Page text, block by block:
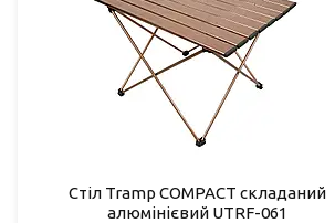
Стіл Tramp COMPACT складаний
алюмінієвий UTRF-061